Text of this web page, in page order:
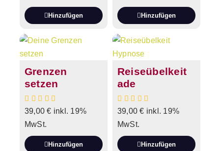
Hinzufügen Hinzufügen
Grenzen
setzen
39,00€ inkl. 19%
MwSt.
Hinzufügen
Reiseübelkeit
ade
39,00€ inkl. 19%
MwSt.
Hinzufügen